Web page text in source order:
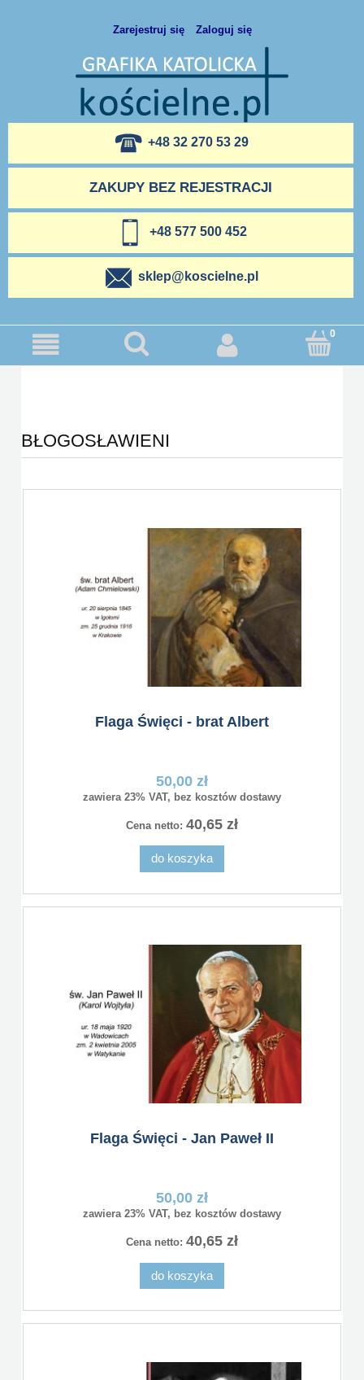
Zarejestruj się Zaloguj się
+48 32 270 53 29
ZAKUPY BEZ REJESTRACJI
+48 577 500 452
sklep@koscielne.pl
BŁOGOSŁAWIENI
Flaga Święci - brat Albert
50,00 zł
zawiera 23% VAT, bez kosztów dostawy
Cena netto: 40,65 zł
do koszyka
Flaga Święci - Jan Paweł II
50,00 zł
zawiera 23% VAT, bez kosztów dostawy
Cena netto: 40,65 zł
do koszyka